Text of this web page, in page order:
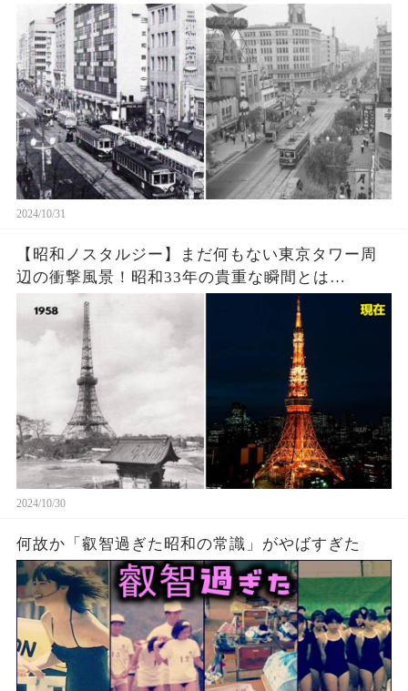
に戻れるなら、どんな景色を見てみたいですか？
2024/10/31
【昭和ノスタルジー】まだ何もない東京タワー周
辺の衝撃風景！昭和33年の貴重な瞬間とは…
2024/10/30
何故か「叡智過ぎた昭和の常識」がやばすぎた